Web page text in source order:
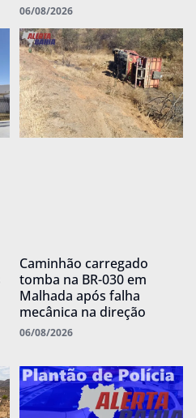
06/08/2026
Caminhão carregado
tomba na BR-030 em
Malhada após falha
mecânica na direção
06/08/2026